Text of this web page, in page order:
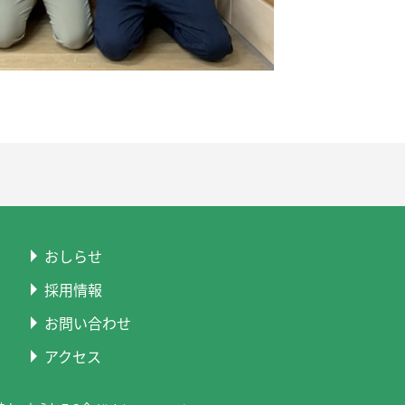
おしらせ
採用情報
お問い合わせ
アクセス